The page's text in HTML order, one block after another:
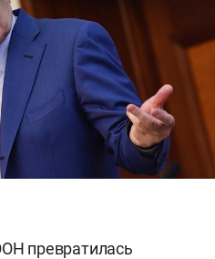
превратилась